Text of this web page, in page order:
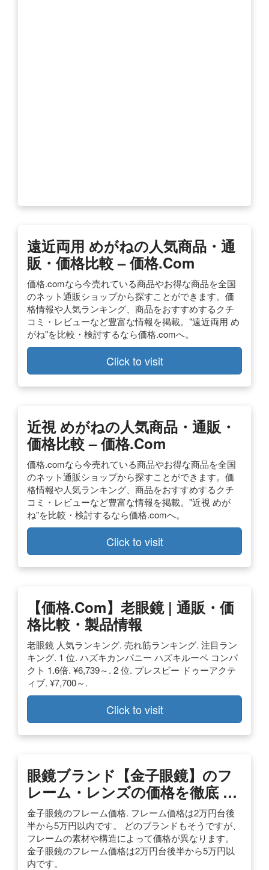
遠近両用 めがねの人気商品・通
販・価格比較 – 価格.com
価格.comなら今売れている商品やお得な商品を全国
のネット通販ショップから探すことができます。価
格情報や人気ランキング、商品をおすすめするクチ
コミ・レビューなど豊富な情報を掲載。"遠近両用 め
がね"を比較・検討するなら価格.comへ。
Click to visit
近視 めがねの人気商品・通販・
価格比較 – 価格.com
価格.comなら今売れている商品やお得な商品を全国
のネット通販ショップから探すことができます。価
格情報や人気ランキング、商品をおすすめするクチ
コミ・レビューなど豊富な情報を掲載。"近視 めが
ね"を比較・検討するなら価格.comへ。
Click to visit
【価格.com】老眼鏡 | 通販・価
格比較・製品情報
老眼鏡 人気ランキング. 売れ筋ランキング. 注目ラン
キング. 1 位. ハズキカンパニー ハズキルーペ コンパ
クト 1.6倍. ¥6,739～. 2 位. プレスビー ドゥーアクテ
ィブ. ¥7,700～.
Click to visit
眼鏡ブランド【金子眼鏡】のフ
レーム・レンズの価格を徹底 …
金子眼鏡のフレーム価格. フレーム価格は2万円台後
半から5万円以内です。 どのブランドもそうですが、
フレームの素材や構造によって価格が異なります。
金子眼鏡のフレーム価格は2万円台後半から5万円以
内です。